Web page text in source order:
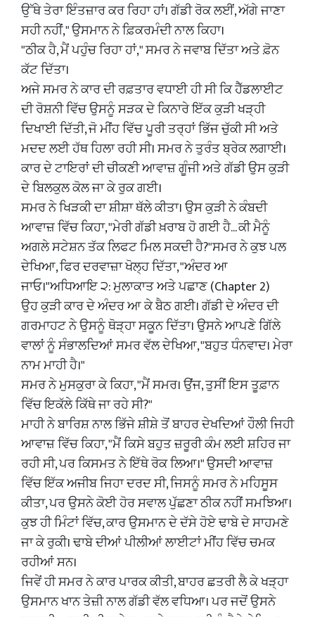
ਉੱਥੇ ਤੇਰਾ ਇੰਤਜ਼ਾਰ ਕਰ ਰਿਹਾ ਹਾਂ। ਗੱਡੀ ਰੋਕ ਲਈਂ, ਅੱਗੇ ਜਾਣਾ
ਸਹੀ ਨਹੀਂ," ਉਸਮਾਨ ਨੇ ਫ਼ਿਕਰਮੰਦੀ ਨਾਲ ਕਿਹਾ।
​"ਠੀਕ ਹੈ, ਮੈਂ ਪਹੁੰਚ ਰਿਹਾ ਹਾਂ," ਸਮਰ ਨੇ ਜਵਾਬ ਦਿੱਤਾ ਅਤੇ ਫ਼ੋਨ
ਕੱਟ ਦਿੱਤਾ।
​ਅਜੇ ਸਮਰ ਨੇ ਕਾਰ ਦੀ ਰਫ਼ਤਾਰ ਵਧਾਈ ਹੀ ਸੀ ਕਿ ਹੈੱਡਲਾਈਟ
ਦੀ ਰੋਸ਼ਨੀ ਵਿੱਚ ਉਸਨੂੰ ਸੜਕ ਦੇ ਕਿਨਾਰੇ ਇੱਕ ਕੁੜੀ ਖੜ੍ਹੀ
ਦਿਖਾਈ ਦਿੱਤੀ, ਜੋ ਮੀਂਹ ਵਿੱਚ ਪੂਰੀ ਤਰ੍ਹਾਂ ਭਿੱਜ ਚੁੱਕੀ ਸੀ ਅਤੇ
ਮਦਦ ਲਈ ਹੱਥ ਹਿਲਾ ਰਹੀ ਸੀ। ਸਮਰ ਨੇ ਤੁਰੰਤ ਬ੍ਰੇਕ ਲਗਾਈ।
ਕਾਰ ਦੇ ਟਾਇਰਾਂ ਦੀ ਚੀਕਣੀ ਆਵਾਜ਼ ਗੂੰਜੀ ਅਤੇ ਗੱਡੀ ਉਸ ਕੁੜੀ
ਦੇ ਬਿਲਕੁਲ ਕੋਲ ਜਾ ਕੇ ਰੁਕ ਗਈ।
​ਸਮਰ ਨੇ ਖਿੜਕੀ ਦਾ ਸ਼ੀਸ਼ਾ ਥੱਲੇ ਕੀਤਾ। ਉਸ ਕੁੜੀ ਨੇ ਕੰਬਦੀ
ਆਵਾਜ਼ ਵਿੱਚ ਕਿਹਾ, "ਮੇਰੀ ਗੱਡੀ ਖ਼ਰਾਬ ਹੋ ਗਈ ਹੈ... ਕੀ ਮੈਨੂੰ
ਅਗਲੇ ਸਟੇਸ਼ਨ ਤੱਕ ਲਿਫਟ ਮਿਲ ਸਕਦੀ ਹੈ?"ਸਮਰ ਨੇ ਕੁਝ ਪਲ
ਦੇਖਿਆ, ਫਿਰ ਦਰਵਾਜ਼ਾ ਖੋਲ੍ਹ ਦਿੱਤਾ, "ਅੰਦਰ ਆ
ਜਾਓ।"ਅਧਿਆਇ ੨: ਮੁਲਾਕਾਤ ਅਤੇ ਪਛਾਣ (Chapter 2)
​ਉਹ ਕੁੜੀ ਕਾਰ ਦੇ ਅੰਦਰ ਆ ਕੇ ਬੈਠ ਗਈ। ਗੱਡੀ ਦੇ ਅੰਦਰ ਦੀ
ਗਰਮਾਹਟ ਨੇ ਉਸਨੂੰ ਥੋੜ੍ਹਾ ਸਕੂਨ ਦਿੱਤਾ। ਉਸਨੇ ਆਪਣੇ ਗਿੱਲੇ
ਵਾਲਾਂ ਨੂੰ ਸੰਭਾਲਦਿਆਂ ਸਮਰ ਵੱਲ ਦੇਖਿਆ, "ਬਹੁਤ ਧੰਨਵਾਦ। ਮੇਰਾ
ਨਾਮ ਮਾਹੀ ਹੈ।"
​ਸਮਰ ਨੇ ਮੁਸਕੁਰਾ ਕੇ ਕਿਹਾ, "ਮੈਂ ਸਮਰ। ਉਂਜ, ਤੁਸੀਂ ਇਸ ਤੂਫ਼ਾਨ
ਵਿੱਚ ਇਕੱਲੇ ਕਿੱਥੇ ਜਾ ਰਹੇ ਸੀ?"
​ਮਾਹੀ ਨੇ ਬਾਰਿਸ਼ ਨਾਲ ਭਿੱਜੇ ਸ਼ੀਸ਼ੇ ਤੋਂ ਬਾਹਰ ਦੇਖਦਿਆਂ ਹੌਲੀ ਜਿਹੀ
ਆਵਾਜ਼ ਵਿੱਚ ਕਿਹਾ, "ਮੈਂ ਕਿਸੇ ਬਹੁਤ ਜ਼ਰੂਰੀ ਕੰਮ ਲਈ ਸ਼ਹਿਰ ਜਾ
ਰਹੀ ਸੀ, ਪਰ ਕਿਸਮਤ ਨੇ ਇੱਥੇ ਰੋਕ ਲਿਆ।" ਉਸਦੀ ਆਵਾਜ਼
ਵਿੱਚ ਇੱਕ ਅਜੀਬ ਜਿਹਾ ਦਰਦ ਸੀ, ਜਿਸਨੂੰ ਸਮਰ ਨੇ ਮਹਿਸੂਸ
ਕੀਤਾ, ਪਰ ਉਸਨੇ ਕੋਈ ਹੋਰ ਸਵਾਲ ਪੁੱਛਣਾ ਠੀਕ ਨਹੀਂ ਸਮਝਿਆ।
​ਕੁਝ ਹੀ ਮਿੰਟਾਂ ਵਿੱਚ, ਕਾਰ ਉਸਮਾਨ ਦੇ ਦੱਸੇ ਹੋਏ ਢਾਬੇ ਦੇ ਸਾਹਮਣੇ
ਜਾ ਕੇ ਰੁਕੀ। ਢਾਬੇ ਦੀਆਂ ਪੀਲੀਆਂ ਲਾਈਟਾਂ ਮੀਂਹ ਵਿੱਚ ਚਮਕ
ਰਹੀਆਂ ਸਨ।
​ਜਿਵੇਂ ਹੀ ਸਮਰ ਨੇ ਕਾਰ ਪਾਰਕ ਕੀਤੀ, ਬਾਹਰ ਛਤਰੀ ਲੈ ਕੇ ਖੜ੍ਹਾ
ਉਸਮਾਨ ਖਾਨ ਤੇਜ਼ੀ ਨਾਲ ਗੱਡੀ ਵੱਲ ਵਧਿਆ। ਪਰ ਜਦੋਂ ਉਸਨੇ